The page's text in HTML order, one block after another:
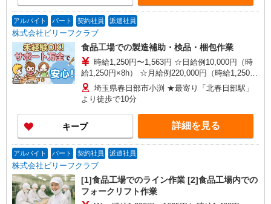
験・能力等による
アルバイト パート 契約社員 派遣社員
株式会社ビリーフクラブ
食品工場での製造補助・検品・梱包作業
時給1,250円〜1,563円 ☆日給例10,000円（時
給1,250円×8h） ☆月給例220,000円（時給1,250円
×8h×22日） ※経験・能力等による
埼玉県春日部市小渕 ★最寄り「北春日部駅」
より徒歩で10分
キープ 詳細を見る
アルバイト パート 契約社員 派遣社員
株式会社ビリーフクラブ
[1]食品工場でのライン作業 [2]食品工場内での
フォークリフト作業